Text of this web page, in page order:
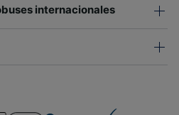
internacionales